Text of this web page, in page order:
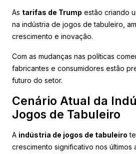
As tarifas de Trump estão criando
na indústria de jogos de tabuleiro,
crescimento e inovação.
Com as mudanças nas políticas
fabricantes e consumidores estão
futuro do setor.
Cenário Atual da
Jogos de Tabuleiro
A indústria de jogos de tabuleiro
crescimento significativo nos últimos